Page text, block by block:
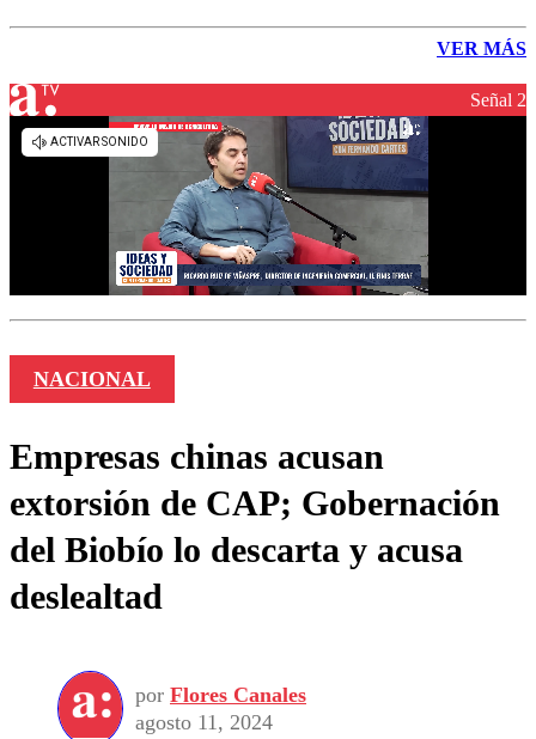
VER MÁS
Señal 2
NACIONAL
Empresas chinas acusan
extorsión de CAP; Gobernación
del Biobío lo descarta y acusa
deslealtad
por Flores Canales
agosto 11, 2024